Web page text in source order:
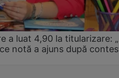
a luat 4,90 la titularizare:
notă a ajuns după